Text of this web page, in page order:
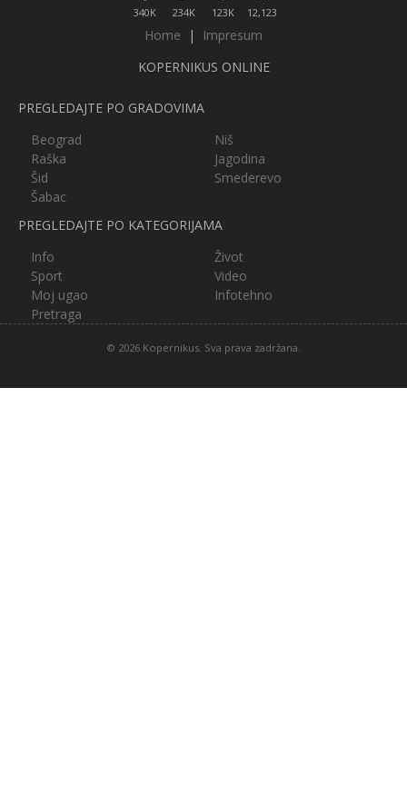
340K 234K 123K 12,123
Home |
Impresum
KOPERNIKUS ONLINE
PREGLEDAJTE PO GRADOVIMA
Beograd
Niš
Raška
Jagodina
Šid
Smederevo
Šabac
PREGLEDAJTE PO KATEGORIJAMA
Info
Život
Sport
Video
Moj ugao
Infotehno
Pretraga
© 2026 Kopernikus. Sva prava zadržana.